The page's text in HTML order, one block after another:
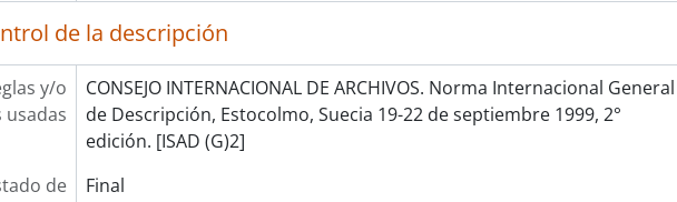
de la descripción
y/o
usadas
CONSEJO INTERNACIONAL DE ARCHIVOS. Norma Internacional General
de Descripción, Estocolmo, Suecia 19-22 de septiembre 1999, 2°
edición. [ISAD (G)2]
de
Final